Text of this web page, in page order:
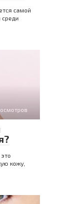
самой
среди
кожу,